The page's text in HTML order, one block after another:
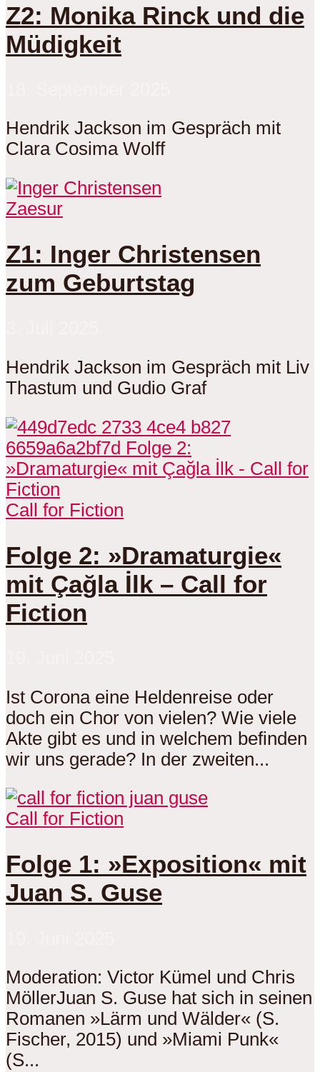
Z2: Monika Rinck und die
Müdigkeit
Hendrik Jackson im Gespräch mit
Clara Cosima Wolff
Zaesur
Z1: Inger Christensen
zum Geburtstag
Hendrik Jackson im Gespräch mit Liv
Thastum und Gudio Graf
Call for Fiction
Folge 2: »Dramaturgie«
mit Çağla İlk – Call for
Fiction
Ist Corona eine Heldenreise oder
doch ein Chor von vielen? Wie viele
Akte gibt es und in welchem befinden
wir uns gerade? In der zweiten...
Call for Fiction
Folge 1: »Exposition« mit
Juan S. Guse
Moderation: Victor Kümel und Chris
MöllerJuan S. Guse hat sich in seinen
Romanen »Lärm und Wälder« (S.
Fischer, 2015) und »Miami Punk«
(S...